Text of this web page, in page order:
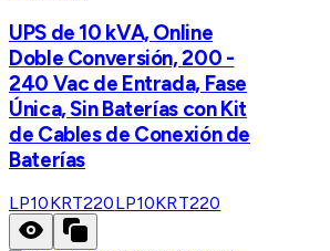
UPS de 10 kVA, Online
Doble Conversión, 200 -
240 Vac de Entrada, Fase
Única, Sin Baterías con Kit
de Cables de Conexión de
Baterías
LP10KRT220LP10KRT220